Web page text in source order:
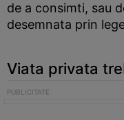
de a consimti, sau
desemnata prin
Viata privata